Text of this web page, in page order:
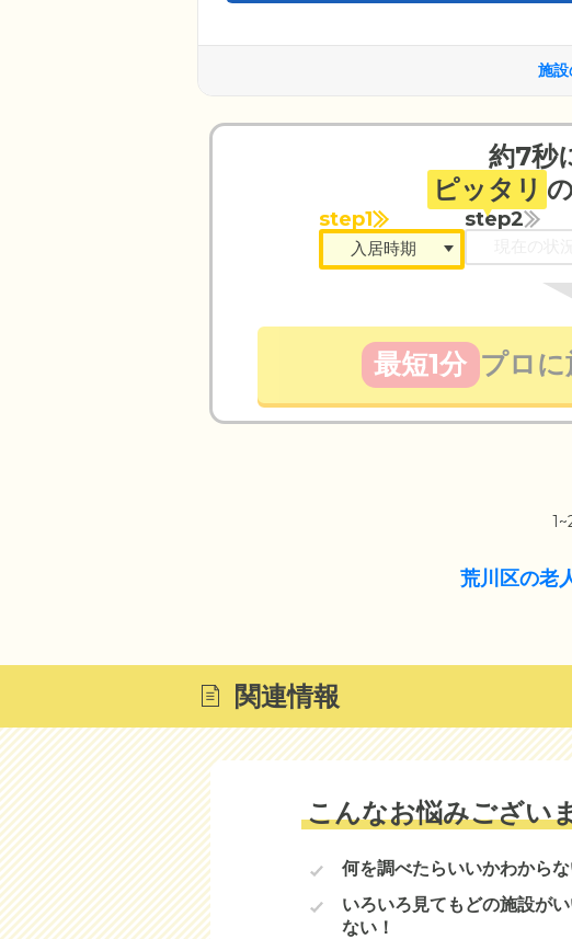
施
約7秒
ピッタリ
step1 step2
最短1分 プロに
荒川区の老
関連情報
こんなお悩みござい
何を調べたらいいかわからな
いろいろ見てもどの施設が
ない！